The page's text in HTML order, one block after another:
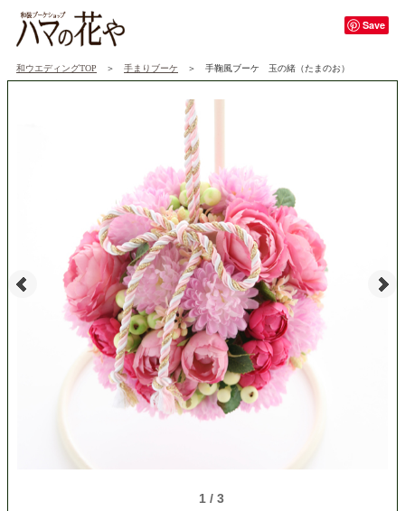
Save
和ウエディングTOP ＞ 手まりブーケ ＞ 手鞠風ブーケ 玉の緒（たまのお）
1 / 3